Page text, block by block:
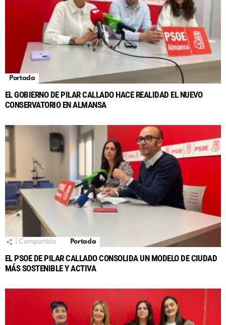
Portada
EL GOBIERNO DE PILAR CALLADO HACE REALIDAD EL NUEVO
CONSERVATORIO EN ALMANSA
Compartido Portada
EL PSOE DE PILAR CALLADO CONSOLIDA UN MODELO DE CIUDAD
MÁS SOSTENIBLE Y ACTIVA